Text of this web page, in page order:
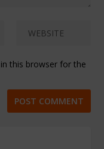
this browser for the